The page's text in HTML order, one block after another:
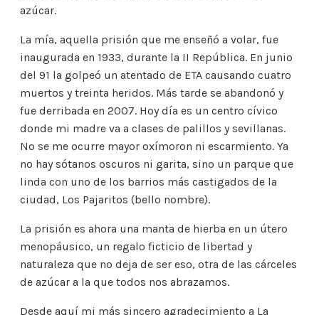
azúcar.
La mía, aquella prisión que me enseñó a volar, fue
inaugurada en 1933, durante la II República. En junio
del 91 la golpeó un atentado de ETA causando cuatro
muertos y treinta heridos. Más tarde se abandonó y
fue derribada en 2007. Hoy día es un centro cívico
donde mi madre va a clases de palillos y sevillanas.
No se me ocurre mayor oxímoron ni escarmiento. Ya
no hay sótanos oscuros ni garita, sino un parque que
linda con uno de los barrios más castigados de la
ciudad, Los Pajaritos (bello nombre).
La prisión es ahora una manta de hierba en un útero
menopáusico, un regalo ficticio de libertad y
naturaleza que no deja de ser eso, otra de las cárceles
de azúcar a la que todos nos abrazamos.
Desde aquí mi más sincero agradecimiento a La